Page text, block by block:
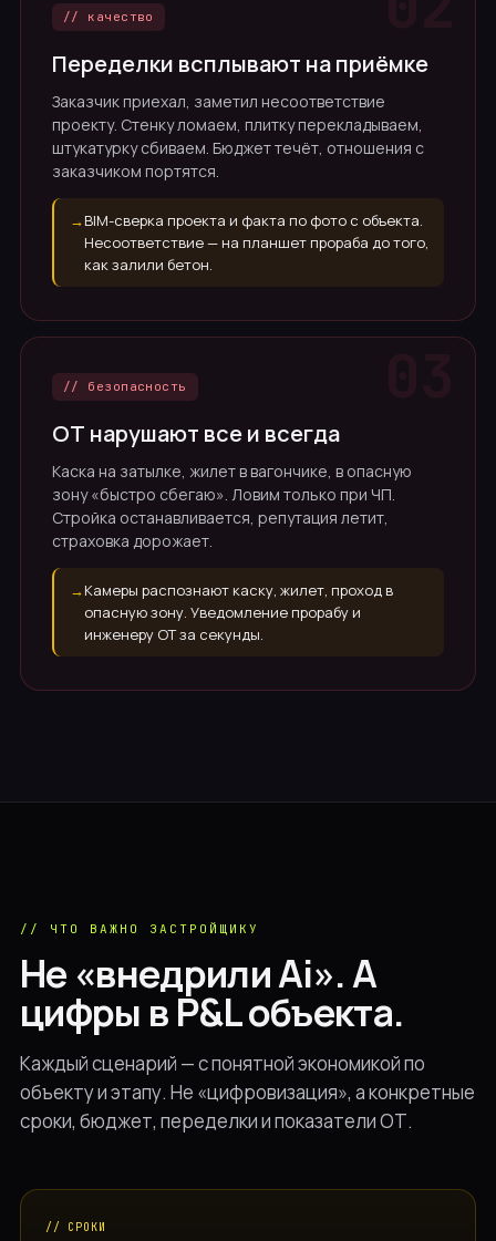
// качество
Переделки всплывают на приёмке
Заказчик приехал, заметил несоответствие
проекту. Стенку ломаем, плитку перекладываем,
штукатурку сбиваем. Бюджет течёт, отношения с
заказчиком портятся.
→BIM-сверка проекта и факта по фото с объекта.
Несоответствие — на планшет прораба до того,
как залили бетон.
// безопасность
ОТ нарушают все и всегда
Каска на затылке, жилет в вагончике, в опасную
зону «быстро сбегаю». Ловим только при ЧП.
Стройка останавливается, репутация летит,
страховка дорожает.
→Камеры распознают каску, жилет, проход в
опасную зону. Уведомление прорабу и
инженеру ОТ за секунды.
// ЧТО ВАЖНО ЗАСТРОЙЩИКУ
Не «внедрили Ai». А
цифры в P&L объекта.
Каждый сценарий — с понятной экономикой по
объекту и этапу. Не «цифровизация», а конкретные
сроки, бюджет, переделки и показатели ОТ.
// СРОКИ